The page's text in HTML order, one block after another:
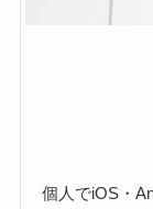
個人でiOS・